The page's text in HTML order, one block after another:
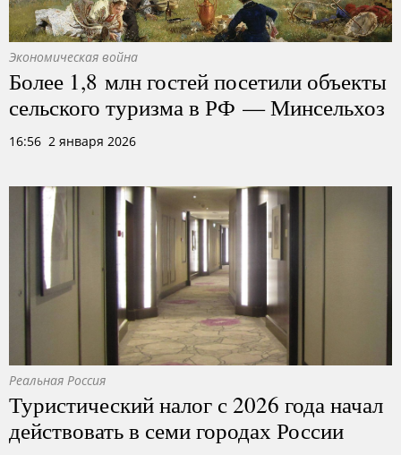
Экономическая война
Более 1,8 млн гостей посетили объекты
сельского туризма в РФ — Минсельхоз
16:56 2 января 2026
Реальная Россия
Туристический налог с 2026 года начал
действовать в семи городах России